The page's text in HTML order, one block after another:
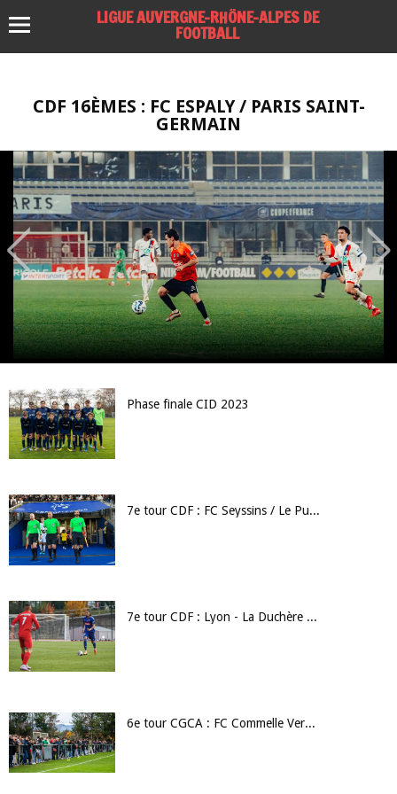
LIGUE AUVERGNE-RHÔNE-ALPES DE
FOOTBALL
CDF 16ÈMES : FC ESPALY / PARIS SAINT-
GERMAIN
Phase finale CID 2023
7e tour CDF : FC Seyssins / Le Puy F. 43 Auv.
7e tour CDF : Lyon - La Duchère / SC Bastia
6e tour CGCA : FC Commelle Vernay / EF Chataigneraie Veinazès